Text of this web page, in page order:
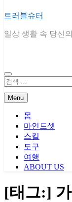
트러블슈터
일상 생활 속 당신
검
Menu
몸
마인드셋
스킬
도구
여행
ABOUT US
[태그:]